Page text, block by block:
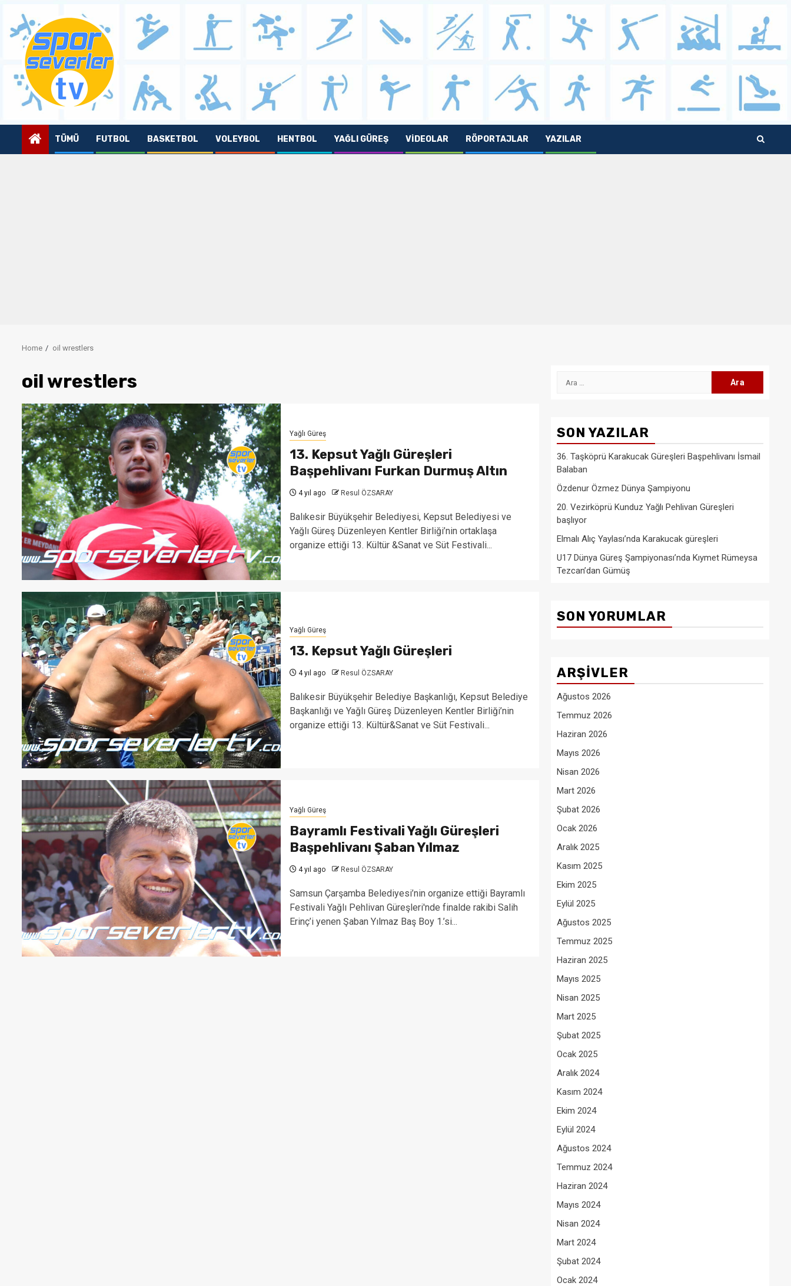
content
TÜMÜ FUTBOL BASKETBOL VOLEYBOL HENTBOL YAĞLI GÜREŞ VIDEOLAR RÖPORTAJLAR YAZILAR
Home oil wrestlers
oil wrestlers
Yağlı Güreş
13. Kepsut Yağlı Güreşleri
Başpehlivanı Furkan Durmuş Altın
4 yıl ago Resul ÖZSARAY
Balıkesir Büyükşehir Belediyesi, Kepsut Belediyesi ve
Yağlı Güreş Düzenleyen Kentler Birliği’nin ortaklaşa
organize ettiği 13. Kültür &Sanat ve Süt Festivali...
Yağlı Güreş
13. Kepsut Yağlı Güreşleri
4 yıl ago Resul ÖZSARAY
Balıkesir Büyükşehir Belediye Başkanlığı, Kepsut Belediye
Başkanlığı ve Yağlı Güreş Düzenleyen Kentler Birliği’nin
organize ettiği 13. Kültür&Sanat ve Süt Festivali...
Yağlı Güreş
Bayramlı Festivali Yağlı Güreşleri
Başpehlivanı Şaban Yılmaz
4 yıl ago Resul ÖZSARAY
Samsun Çarşamba Belediyesi’nin organize ettiği Bayramlı
Festivali Yağlı Pehlivan Güreşleri'nde finalde rakibi Salih
Erinç’i yenen Şaban Yılmaz Baş Boy 1.’si...
Arama:
SON YAZILAR
36. Taşköprü Karakucak Güreşleri Başpehlivanı İsmail
Balaban
Özdenur Özmez Dünya Şampiyonu
20. Vezirköprü Kunduz Yağlı Pehlivan Güreşleri
başlıyor
Elmalı Alıç Yaylası’nda Karakucak güreşleri
U17 Dünya Güreş Şampiyonası’nda Kıymet Rümeysa
Tezcan’dan Gümüş
SON YORUMLAR
ARŞIVLER
Ağustos 2026
Temmuz 2026
Haziran 2026
Mayıs 2026
Nisan 2026
Mart 2026
Şubat 2026
Ocak 2026
Aralık 2025
Kasım 2025
Ekim 2025
Eylül 2025
Ağustos 2025
Temmuz 2025
Haziran 2025
Mayıs 2025
Nisan 2025
Mart 2025
Şubat 2025
Ocak 2025
Aralık 2024
Kasım 2024
Ekim 2024
Eylül 2024
Ağustos 2024
Temmuz 2024
Haziran 2024
Mayıs 2024
Nisan 2024
Mart 2024
Şubat 2024
Ocak 2024